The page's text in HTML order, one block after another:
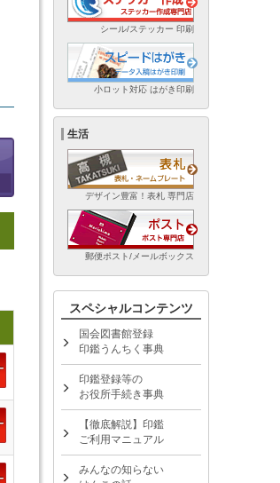
シール/ステッカー 印刷
小ロット対応 はがき印刷
生活
デザイン豊富！表札 専門店
郵便ポスト/メールボックス
スペシャルコンテンツ
国会図書館登録
印鑑うんちく事典
印鑑登録等の
お役所手続き事典
【徹底解説】印鑑
ご利用マニュアル
みんなの知らない